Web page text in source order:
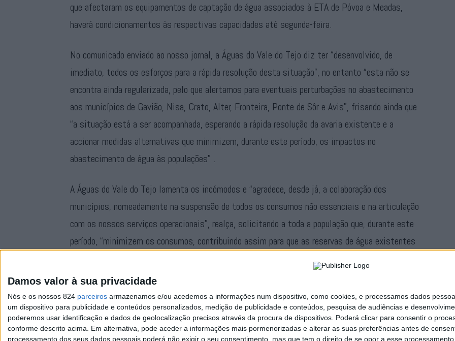
Damos valor à sua privacidade
Nós e os nossos 824 parceiros armazenamos e/ou acedemos a informações num dispositivo, como cookies, e processamos dados
um dispositivo para publicidade e conteúdos personalizados, medição de publicidade e conteúdos, pesquisa de audiências e
poderemos usar identificação e dados de geolocalização precisos através da procura de dispositivos. Poderá clicar para consentir o
conforme descrito acima. Em alternativa, pode aceder a informações mais pormenorizadas e alterar as suas preferências antes de
processamento dos seus dados pessoais poderá não exigir o seu consentimento, mas que tem o direito de se opor a esse
que afectaram os equipamentos de captação de água associados à ETA de Póvoa e Meadas,
haverá condicionamentos às respectivas capacidades até segunda-feira.
No comunicado enviado ao nosso jornal, a Águas do Vale do Tejo diz ter “desenvolvido, de
imediato, todos os esforços para a rápida resolução desta situação”, no entanto “esta não se
encontra ainda regularizada, pelo que alertamos para eventuais perturbações no abastecimento
aos municípios de Gavião, Nisa, Crato, Alter, Fronteira, Ponte de Sôr e Avis”, frisando ainda que
“a situação está a ser acompanhada, esperando a rápida resolução da avaria existente e a
accionar medidas alternativas que minimizem, durante este período, os impactos no
abastecimento de água às populações” .
A Águas do Vale do Tejo lamenta os incómodos e “agradece, desde já, a colaboração dos
municípios, nomeadamente na suspensão de todos os consumos não essenciais e na articulação
com os nossos serviços operacionais”, realça, solicitando a toda a população que, durante este
período, “minimizem os consumos, contribuindo assim para que as reservas de água existentes
as necessidades essenciais”.
Publicidade